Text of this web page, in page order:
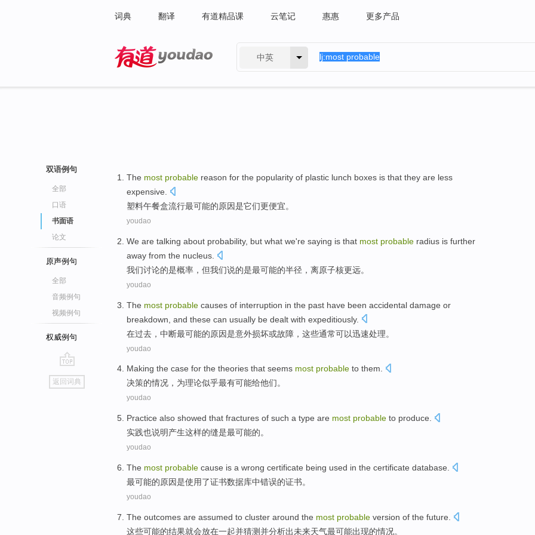
词典 翻译 有道精品课 云笔记 惠惠 更多产品
中英
双语例句
全部
口语
书面语
论文
原声例句
全部
音频例句
视频例句
权威例句
go
top
返回词典
The most probable reason for the popularity of plastic lunch boxes is that they are less
expensive.
塑料午餐盒流行最可能的原因是它们更便宜。
youdao
We are talking about probability, but what we're saying is that most probable radius is further
away from the nucleus
我们讨论的是概率 ， 但我们说的是最可能的半径 ， 离原子核更远。
youdao
The most probable causes of interruption in the past have been accidental damage or
breakdown , and these can usually be dealt with expeditiously.
在过去 ， 中断最可能的原因是意外损坏或故障 ， 这些通常可以迅速处理。
youdao
Making the case for the theories that seems most probable to them.
决策的情况 ， 为理论似乎最有可能给他们。
youdao
Practice also showed that fractures of such a type are most probable to produce
实践也说明产生这样的缝是最可能的。
youdao
The most probable cause is a wrong certificate being used in the certificate database.
最可能的原因是使用了证书数据库中错误的证书。
youdao
The outcomes are assumed to cluster around the most probable version of the future
这些可能的结果就会放在一起并猜测 并分析出未来天气最可能出现的情况。